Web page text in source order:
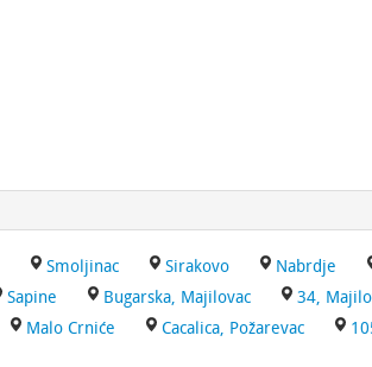
Smoljinac Sirakovo Nabrdje
Sapine Bugarska, Majilovac
34,
Malo Crniće Cacalica, Požarevac